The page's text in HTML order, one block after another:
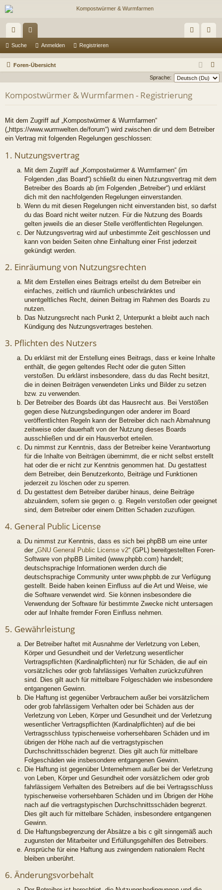
ch
ne
riff
en m
el
n
ist
rie
n
Suche Anmelden Registrieren
Foren-Übersicht
u
Sprache:
Kompostwürmer & Wurmfarmen - Registrierung
Mit dem Zugriff auf „Kompostwürmer & Wurmfarmen“
(„https://www.wurmwelten.de/forum“) wird zwischen dir und dem Betreiber
ein Vertrag mit folgenden Regelungen geschlossen:
1. Nutzungsvertrag
Mit dem Zugriff auf „Kompostwürmer & Wurmfarmen“ (im
Folgenden „das Board“) schließt du einen Nutzungsvertrag mit dem
Betreiber des Boards ab (im Folgenden „Betreiber“) und erklärst
dich mit den nachfolgenden Regelungen einverstanden.
Wenn du mit diesen Regelungen nicht einverstanden bist, so darfst
du das Board nicht weiter nutzen. Für die Nutzung des Boards
gelten jeweils die an dieser Stelle veröffentlichten Regelungen.
Der Nutzungsvertrag wird auf unbestimmte Zeit geschlossen und
kann von beiden Seiten ohne Einhaltung einer Frist jederzeit
gekündigt werden.
2. Einräumung von Nutzungsrechten
Mit dem Erstellen eines Beitrags erteilst du dem Betreiber ein
einfaches, zeitlich und räumlich unbeschränktes und
unentgeltliches Recht, deinen Beitrag im Rahmen des Boards zu
nutzen.
Das Nutzungsrecht nach Punkt 2, Unterpunkt a bleibt auch nach
Kündigung des Nutzungsvertrages bestehen.
3. Pflichten des Nutzers
Du erklärst mit der Erstellung eines Beitrags, dass er keine Inhalte
enthält, die gegen geltendes Recht oder die guten Sitten
verstoßen. Du erklärst insbesondere, dass du das Recht besitzt,
die in deinen Beiträgen verwendeten Links und Bilder zu setzen
bzw. zu verwenden.
Der Betreiber des Boards übt das Hausrecht aus. Bei Verstößen
gegen diese Nutzungsbedingungen oder anderer im Board
veröffentlichten Regeln kann der Betreiber dich nach Abmahnung
zeitweise oder dauerhaft von der Nutzung dieses Boards
ausschließen und dir ein Hausverbot erteilen.
Du nimmst zur Kenntnis, dass der Betreiber keine Verantwortung
für die Inhalte von Beiträgen übernimmt, die er nicht selbst erstellt
hat oder die er nicht zur Kenntnis genommen hat. Du gestattest
dem Betreiber, dein Benutzerkonto, Beiträge und Funktionen
jederzeit zu löschen oder zu sperren.
Du gestattest dem Betreiber darüber hinaus, deine Beiträge
abzuändern, sofern sie gegen o. g. Regeln verstoßen oder geeignet
sind, dem Betreiber oder einem Dritten Schaden zuzufügen.
4. General Public License
Du nimmst zur Kenntnis, dass es sich bei phpBB um eine unter
der „GNU General Public License v2“ (GPL) bereitgestellten Foren-
Software von phpBB Limited (www.phpbb.com) handelt;
deutschsprachige Informationen werden durch die
deutschsprachige Community unter www.phpbb.de zur Verfügung
gestellt. Beide haben keinen Einfluss auf die Art und Weise, wie
die Software verwendet wird. Sie können insbesondere die
Verwendung der Software für bestimmte Zwecke nicht untersagen
oder auf Inhalte fremder Foren Einfluss nehmen.
5. Gewährleistung
Der Betreiber haftet mit Ausnahme der Verletzung von Leben,
Körper und Gesundheit und der Verletzung wesentlicher
Vertragspflichten (Kardinalpflichten) nur für Schäden, die auf ein
vorsätzliches oder grob fahrlässiges Verhalten zurückzuführen
sind. Dies gilt auch für mittelbare Folgeschäden wie insbesondere
entgangenen Gewinn.
Die Haftung ist gegenüber Verbrauchern außer bei vorsätzlichem
oder grob fahrlässigem Verhalten oder bei Schäden aus der
Verletzung von Leben, Körper und Gesundheit und der Verletzung
wesentlicher Vertragspflichten (Kardinalpflichten) auf die bei
Vertragsschluss typischerweise vorhersehbaren Schäden und im
übrigen der Höhe nach auf die vertragstypischen
Durchschnittsschäden begrenzt. Dies gilt auch für mittelbare
Folgeschäden wie insbesondere entgangenen Gewinn.
Die Haftung ist gegenüber Unternehmern außer bei der Verletzung
von Leben, Körper und Gesundheit oder vorsätzlichem oder grob
fahrlässigem Verhalten des Betreibers auf die bei Vertragsschluss
typischerweise vorhersehbaren Schäden und im Übrigen der Höhe
nach auf die vertragstypischen Durchschnittsschäden begrenzt.
Dies gilt auch für mittelbare Schäden, insbesondere entgangenen
Gewinn.
Die Haftungsbegrenzung der Absätze a bis c gilt sinngemäß auch
zugunsten der Mitarbeiter und Erfüllungsgehilfen des Betreibers.
Ansprüche für eine Haftung aus zwingendem nationalem Recht
bleiben unberührt.
6. Änderungsvorbehalt